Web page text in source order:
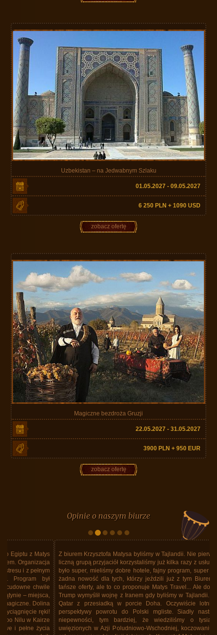
Uzbekistan – na Jedwabnym Szlaku
01.05.2027 - 09.05.2027
6 250 PLN + 1090 USD
zobacz ofertę
Magiczne bezdroża Gruzji
22.05.2027 - 31.05.2027
3900 PLN + 950 EUR
zobacz ofertę
Opinie o naszym biurze
Z biurem Krzysztofa Matysa byliśmy w Tajlandii. Nie pierwszy raz. Z dość
liczną grupą przyjaciół korzystaliśmy już kilka razy z usług Biura. Zawsze
było super, mieliśmy dobre hotele, fajny program, super jedzenie. Ale to
żadna nowość dla tych, którzy jeździli już z tym Biurem. Wiem, że są
tańsze oferty, ale to co proponuje Matys Travel... Ale do rzeczy. Donald
Trump wymyślił wojnę z Iranem gdy byliśmy w Tajlandii. Lecieliśmy linią
Qatar z przesiadką w porcie Doha. Oczywiście lotnisko zamknięte,
perspektywy powrotu do Polski mgliste. Siadły nastroje z powodu
niepewności, tym bardziej, że wiedziliśmy o tysiącach Polaków
uwięzionych w Azji Poludniowo-Wschodniej, koczowaniu na lotniskach,